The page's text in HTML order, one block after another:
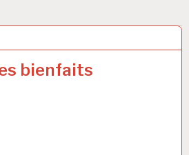
bienfaits